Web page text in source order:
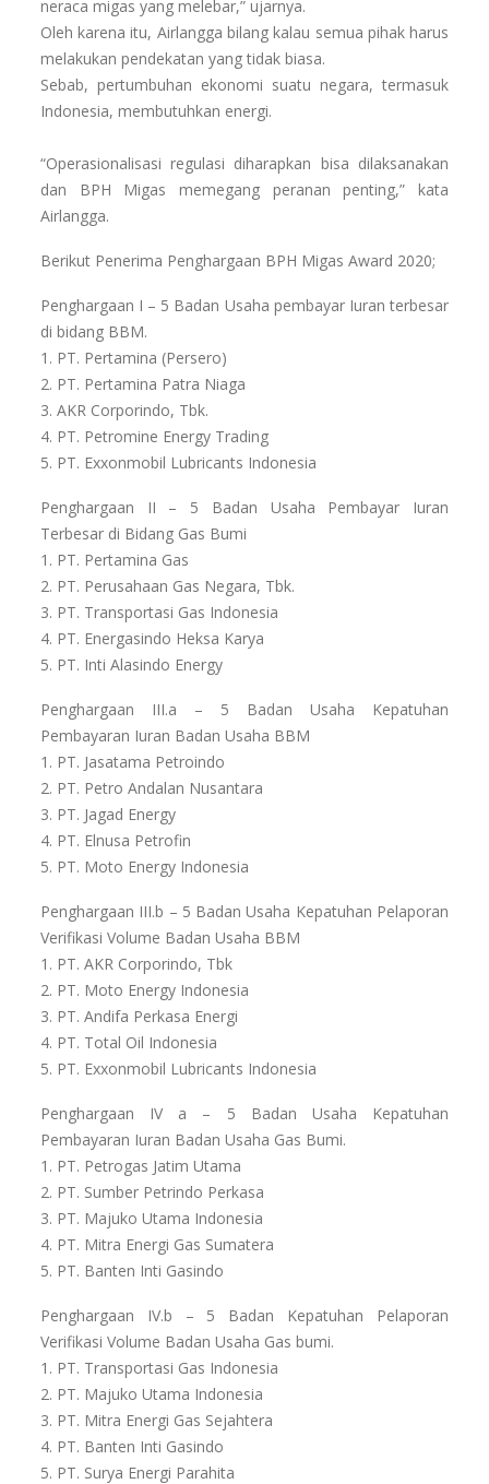
neraca migas yang melebar,” ujarnya.
Oleh karena itu, Airlangga bilang kalau semua pihak harus
melakukan pendekatan yang tidak biasa.
Sebab, pertumbuhan ekonomi suatu negara, termasuk
Indonesia, membutuhkan energi.
“Operasionalisasi regulasi diharapkan bisa dilaksanakan
dan BPH Migas memegang peranan penting,” kata
Airlangga.
Berikut Penerima Penghargaan BPH Migas Award 2020;
Penghargaan I – 5 Badan Usaha pembayar Iuran terbesar
di bidang BBM.
1. PT. Pertamina (Persero)
2. PT. Pertamina Patra Niaga
3. AKR Corporindo, Tbk.
4. PT. Petromine Energy Trading
5. PT. Exxonmobil Lubricants Indonesia
Penghargaan II – 5 Badan Usaha Pembayar Iuran
Terbesar di Bidang Gas Bumi
1. PT. Pertamina Gas
2. PT. Perusahaan Gas Negara, Tbk.
3. PT. Transportasi Gas Indonesia
4. PT. Energasindo Heksa Karya
5. PT. Inti Alasindo Energy
Penghargaan III.a – 5 Badan Usaha Kepatuhan
Pembayaran Iuran Badan Usaha BBM
1. PT. Jasatama Petroindo
2. PT. Petro Andalan Nusantara
3. PT. Jagad Energy
4. PT. Elnusa Petrofin
5. PT. Moto Energy Indonesia
Penghargaan III.b – 5 Badan Usaha Kepatuhan Pelaporan
Verifikasi Volume Badan Usaha BBM
1. PT. AKR Corporindo, Tbk
2. PT. Moto Energy Indonesia
3. PT. Andifa Perkasa Energi
4. PT. Total Oil Indonesia
5. PT. Exxonmobil Lubricants Indonesia
Penghargaan IV a – 5 Badan Usaha Kepatuhan
Pembayaran Iuran Badan Usaha Gas Bumi.
1. PT. Petrogas Jatim Utama
2. PT. Sumber Petrindo Perkasa
3. PT. Majuko Utama Indonesia
4. PT. Mitra Energi Gas Sumatera
5. PT. Banten Inti Gasindo
Penghargaan IV.b – 5 Badan Kepatuhan Pelaporan
Verifikasi Volume Badan Usaha Gas bumi.
1. PT. Transportasi Gas Indonesia
2. PT. Majuko Utama Indonesia
3. PT. Mitra Energi Gas Sejahtera
4. PT. Banten Inti Gasindo
5. PT. Surya Energi Parahita